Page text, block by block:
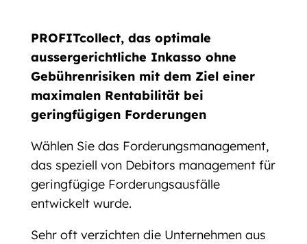
PROFITcollect, das optimale
aussergerichtliche Inkasso ohne
Gebührenrisiken mit dem Ziel einer
maximalen Rentabilität bei
geringfügigen Forderungen
Wählen Sie das Forderungsmanagement,
das speziell von Debitors management für
geringfügige Forderungsausfälle
entwickelt wurde.
Sehr oft verzichten die Unternehmen aus